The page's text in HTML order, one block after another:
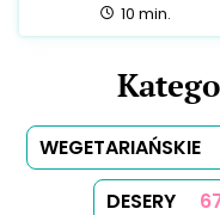
całość:
10 min.
WEGETARIAŃSKIE
DESERY